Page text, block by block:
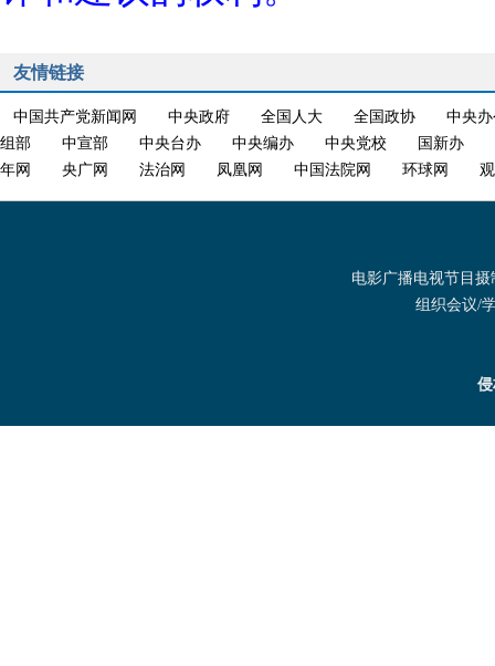
友情链接
中国共产党新闻网 中央政府 全国人大 全国政协
中央
组部
中宣部 中央台办 中央编办 中央党校
国新办
年网
央广网 法治网 凤凰网 中国法院网 环球网
电影广播电视节目摄
组织会议/